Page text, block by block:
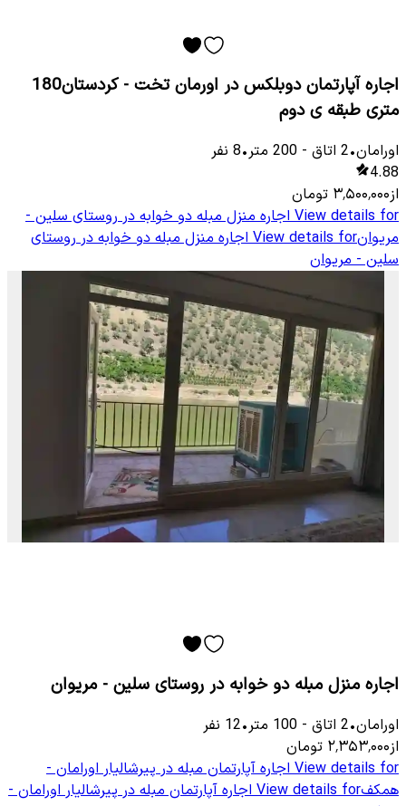
اجاره آپارتمان دوبلکس در اورمان تخت - کردستان180
متری طبقه ی دوم
اورامان•
2 اتاق -
200 متر•
8 نفر
4.88
از۳٬۵۰۰٬۰۰۰ تومان
View details for اجاره منزل مبله دو خوابه در روستای سلین -
مریوانView details for اجاره منزل مبله دو خوابه در روستای
سلین - مریوان
اجاره منزل مبله دو خوابه در روستای سلین - مریوان
اورامان•
2 اتاق -
100 متر•
12 نفر
از۲٬۳۵۳٬۰۰۰ تومان
View details for اجاره آپارتمان مبله در پیرشالیار اورامان -
همکفView details for اجاره آپارتمان مبله در پیرشالیار اورامان -